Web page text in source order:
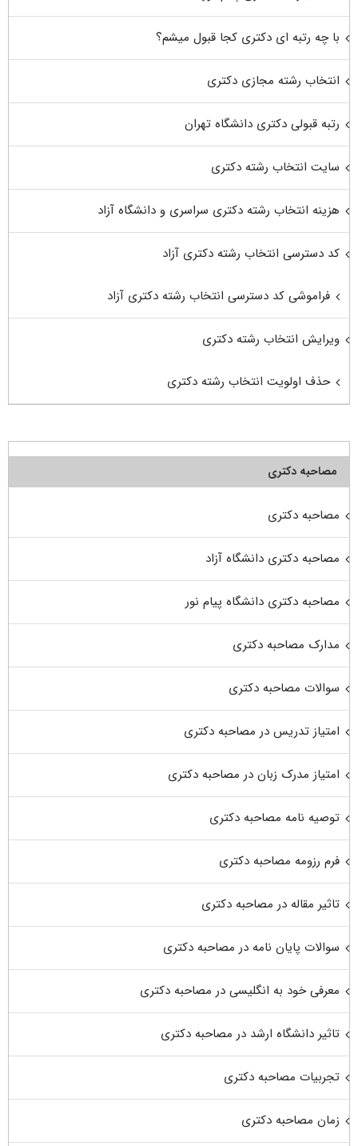
با چه رتبه ای دکتری کجا قبول میشم؟
انتخاب رشته مجازی دکتری
رتبه قبولی دکتری دانشگاه تهران
سایت انتخاب رشته دکتری
هزینه انتخاب رشته دکتری سراسری و دانشگاه آزاد
کد دسترسی انتخاب رشته دکتری آزاد
فراموشی کد دسترسی انتخاب رشته دکتری آزاد
ویرایش انتخاب رشته دکتری
حذف اولویت انتخاب رشته دکتری
مصاحبه دکتری
مصاحبه دکتری
مصاحبه دکتری دانشگاه آزاد
مصاحبه دکتری دانشگاه پیام نور
مدارک مصاحبه دکتری
سوالات مصاحبه دکتری
امتیاز تدریس در مصاحبه دکتری
امتیاز مدرک زبان در مصاحبه دکتری
توصیه نامه مصاحبه دکتری
فرم رزومه مصاحبه دکتری
تاثیر مقاله در مصاحبه دکتری
سوالات پایان نامه در مصاحبه دکتری
معرفی خود به انگلیسی در مصاحبه دکتری
تاثیر دانشگاه ارشد در مصاحبه دکتری
تجربیات مصاحبه دکتری
زمان مصاحبه دکتری